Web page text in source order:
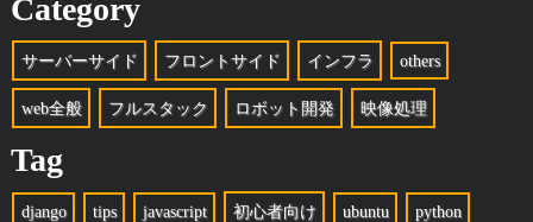
Category
サーバーサイド フロントサイド インフラ others
web全般 フルスタック ロボット開発 映像処理
Tag
django tips javascript 初心者向け ubuntu python